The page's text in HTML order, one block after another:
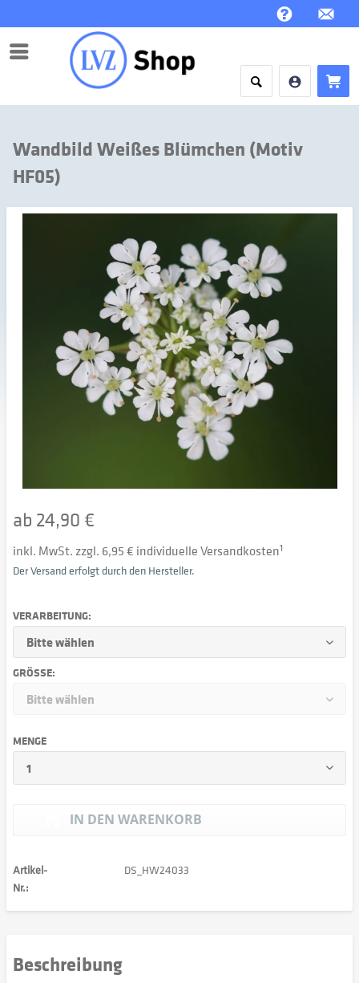
Menü
Wandbild Weißes Blümchen (Motiv
HF05)
ab 24,90 €
inkl. MwSt. zzgl. 6,95 € individuelle Versandkosten1
Der Versand erfolgt durch den Hersteller.
VERARBEITUNG:
GRÖSSE:
MENGE
IN DEN WARENKORB
Artikel-
Nr.:
DS_HW24033
Beschreibung